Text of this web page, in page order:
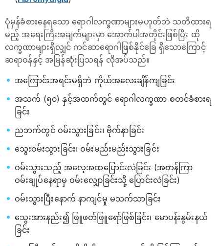
ပုံမှန်ခံစားနေရသော ရောဂါလက္ခဏာများမဟုတ်ဘဲ သတိထားရ
မည့် အရေးကြီးအချက်များမှာ အောက်ပါအတိုင်းဖြစ်ပြီး ထို
လက္ခဏာများရှိလျှင် ကင်ဆာရောဂါဖြစ်နိုင်ခြေ ရှိသောကြောင့်
ဆရာဝန်နှင့် အမြန်ဆုံးပြသရန် လိုအပ်သည်။
အကြောင်းအရင်းမရှိဘဲ ကိုယ်အလေးချိန်ကျခြင်း
အသက် (၅၀) နှင့်အထက်တွင် ရောဂါလက္ခဏာ စတင်ခံစားရ
ခြင်း
ညဘက်တွင် ဝမ်းသွားခြင်း၊ ဗိုက်နာခြင်း
သွေးဝမ်းသွားခြင်း၊ ဝမ်းမည်းမည်းသွားခြင်း
ဝမ်းသွားသည့် အလေ့အထပြောင်းလဲခြင်း (အတန်ကြာ
ဝမ်းချုပ်နေရာမှ ဝမ်းလျှောခြင်းသို့ ပြောင်းလဲခြင်း)
ဝမ်းသွားပြီးနောက် နာကျင်မှု မသက်သာခြင်း
သွေးအားနည်း၍ ဖြူဖတ်ဖြူရော်ဖြစ်ခြင်း၊ မောပန်းနွမ်းနယ်
ခြင်း